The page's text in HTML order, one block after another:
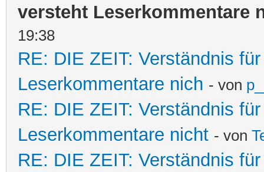
versteht Leserkommentare
19:38
RE: DIE ZEIT: Verständnis
Leserkommentare nich - von
RE: DIE ZEIT: Verständnis
Leserkommentare nicht - von
RE: DIE ZEIT: Verständnis